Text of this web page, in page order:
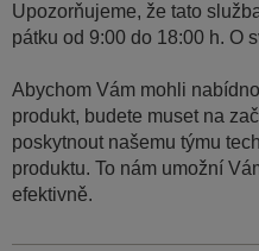
Upozorňujeme, že tato
pátku od 9:00 do 18:00 h. O
Abychom Vám mohli
produkt, budete muset na
poskytnout našemu týmu
produktu. To nám umožní
efektivně.